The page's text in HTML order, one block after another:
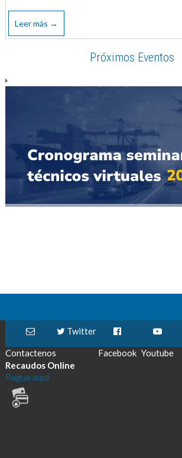
Leer más →
Próximos Eventos
Contactenos
Twitter
Facebook Youtube
Recaudos Online
Pague aquí